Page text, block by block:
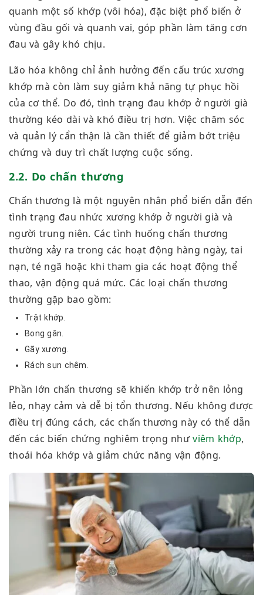
quanh một số khớp (vôi hóa), đặc biệt phổ biến ở
vùng đầu gối và quanh vai, góp phần làm tăng cơn
đau và gây khó chịu.
Lão hóa không chỉ ảnh hưởng đến cấu trúc xương
khớp mà còn làm suy giảm khả năng tự phục hồi
của cơ thể. Do đó, tình trạng đau khớp ở người già
thường kéo dài và khó điều trị hơn. Việc chăm sóc
và quản lý cẩn thận là cần thiết để giảm bớt triệu
chứng và duy trì chất lượng cuộc sống.
2.2. Do chấn thương
Chấn thương là một nguyên nhân phổ biến dẫn đến
tình trạng đau nhức xương khớp ở người già và
người trung niên. Các tình huống chấn thương
thường xảy ra trong các hoạt động hàng ngày, tai
nạn, té ngã hoặc khi tham gia các hoạt động thể
thao, vận động quá mức. Các loại chấn thương
thường gặp bao gồm:
Trật khớp.
Bong gân.
Gãy xương.
Rách sụn chêm.
Phần lớn chấn thương sẽ khiến khớp trở nên lỏng
lẻo, nhạy cảm và dễ bị tổn thương. Nếu không được
điều trị đúng cách, các chấn thương này có thể dẫn
đến các biến chứng nghiêm trọng nhưviêm khớp,
thoái hóa khớp và giảm chức năng vận động.